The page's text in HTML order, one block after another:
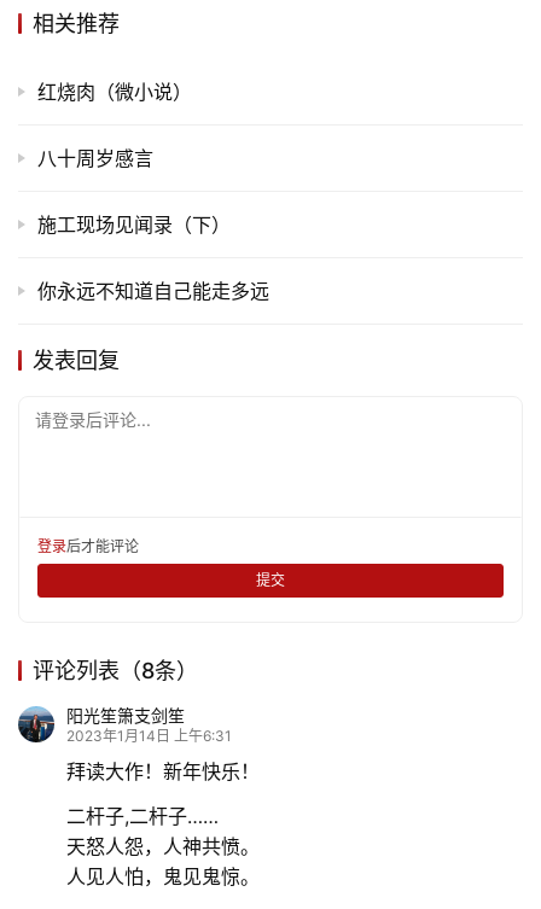
题
更
相关推荐
红烧肉（微小说）
八十周岁感言
施工现场见闻录（下）
你永远不知道自己能走多远
发表回复
请登录后评论...
登录后才能评论
提交
评论列表（8条）
阳光笙箫支剑笙
2023年1月14日 上午6:31
拜读大作！新年快乐！
二杆子,二杆子……
天怒人怨，人神共愤。
人见人怕，鬼见鬼惊。